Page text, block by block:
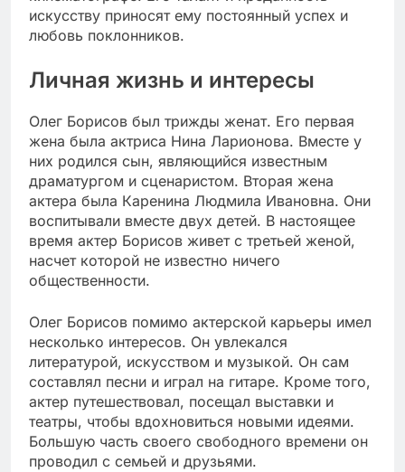
искусству приносят ему постоянный успех и
любовь поклонников.
Личная жизнь и интересы
Олег Борисов был трижды женат. Его первая
жена была актриса Нина Ларионова. Вместе у
них родился сын, являющийся известным
драматургом и сценаристом. Вторая жена
актера была Каренина Людмила Ивановна. Они
воспитывали вместе двух детей. В настоящее
время актер Борисов живет с третьей женой,
насчет которой не известно ничего
общественности.
Олег Борисов помимо актерской карьеры имел
несколько интересов. Он увлекался
литературой, искусством и музыкой. Он сам
составлял песни и играл на гитаре. Кроме того,
актер путешествовал, посещал выставки и
театры, чтобы вдохновиться новыми идеями.
Большую часть своего свободного времени он
проводил с семьей и друзьями.